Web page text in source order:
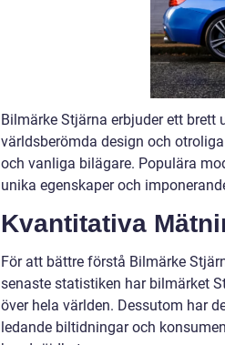
Bilmärke Stjärna erbjuder ett
världsberömda design och
och vanliga bilägare. Populära
unika egenskaper och
Kvantitativa
För att bättre förstå Bilmärke
senaste statistiken har bilmärket
över hela världen. Dessutom har
ledande biltidningar och